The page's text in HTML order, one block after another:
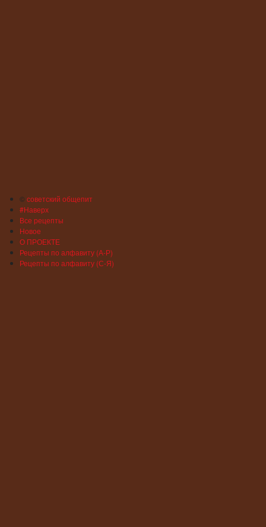
©советский общепит
#Наверх
Все рецепты
Новое
О ПРОЕКТЕ
Рецепты по алфавиту (А-Р)
Рецепты по алфавиту (С-Я)